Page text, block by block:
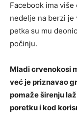
Facebook ima
nedelje na berzi je
petka su mu
počinju.
Mladi crvenokosi
već je priznavao
pomaže širenju
poretku i kod